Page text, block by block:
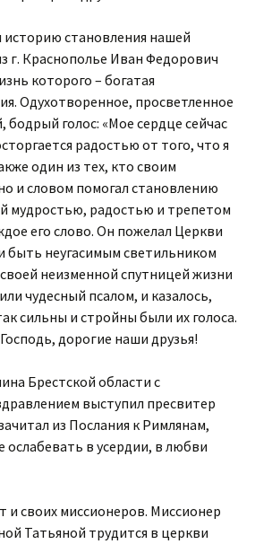
становления нашей
г. Краснополье Иван Федорович
которого – богатая
Одухотворенное, просветленное
бодрый голос: «Мое сердце сейчас
радостью от того, что я
один из тех, кто своим
и словом помогал становлению
мудростью, радостью и трепетом
его слово. Он пожелал Церкви
быть неугасимым светильником
неизменной спутницей жизни
чудесный псалом, и казалось,
сильны и стройны были их голоса.
дорогие наши друзья!
Брестской области с
выступил пресвитер
из Послания к Римлянам,
ослабевать в усердии, в любви
и своих миссионеров. Миссионер
Татьяной трудится в церкви